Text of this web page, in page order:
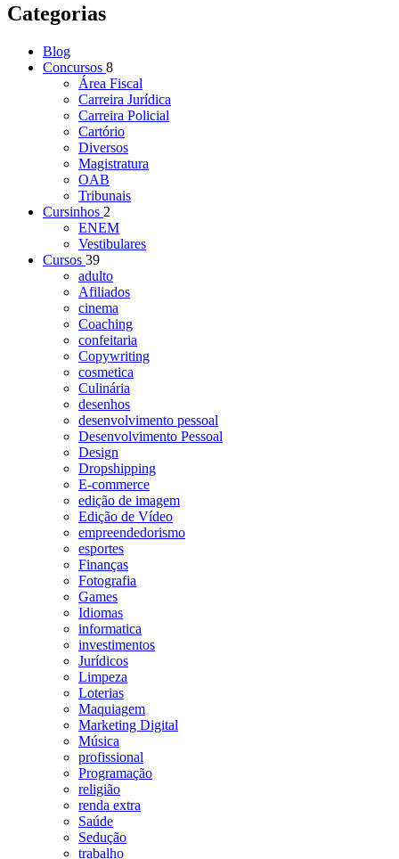
Categorias
Blog
Concursos 8
Área Fiscal
Carreira Jurídica
Carreira Policial
Cartório
Diversos
Magistratura
OAB
Tribunais
Cursinhos 2
ENEM
Vestibulares
Cursos 39
adulto
Afiliados
cinema
Coaching
confeitaria
Copywriting
cosmetica
Culinária
desenhos
desenvolvimento pessoal
Desenvolvimento Pessoal
Design
Dropshipping
E-commerce
edição de imagem
Edição de Vídeo
empreendedorismo
esportes
Finanças
Fotografia
Games
Idiomas
informatica
investimentos
Jurídicos
Limpeza
Loterias
Maquiagem
Marketing Digital
Música
profissional
Programação
religião
renda extra
Saúde
Sedução
trabalho